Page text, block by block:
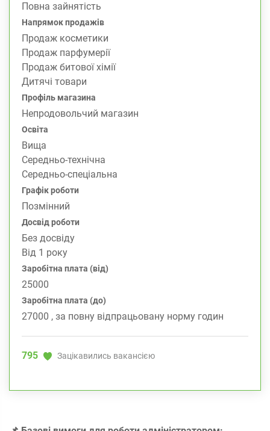
Повна зайнятість
Напрямок продажів
Продаж косметики
Продаж парфумерії
Продаж битової хімії
Дитячі товари
Профіль магазина
Непродовольчий магазин
Освіта
Вища
Середньо-технічна
Середньо-спеціальна
Графік роботи
Позмінний
Досвід роботи
Без досвіду
Від 1 року
Заробітна плата (від)
25000
Заробітна плата (до)
27000 , за повну відпрацьовану норму годин
795 Зацікавились вакансією